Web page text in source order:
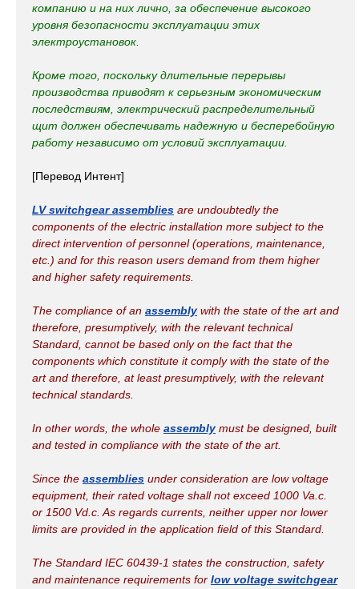
компанию и на них лично, за обеспечение высокого
уровня безопасности эксплуатации этих
электроустановок.
Кроме того, поскольку длительные перерывы
производства приводят к серьезным экономическим
последствиям, электрический распределительный
щит должен обеспечивать надежную и бесперебойную
работу независимо от условий эксплуатации.
[Перевод Интент]
LV switchgear assemblies are undoubtedly the
components of the electric installation more subject to the
direct intervention of personnel (operations, maintenance,
etc.) and for this reason users demand from them higher
and higher safety requirements.
The compliance of an assemblywith the state of the art and
therefore, presumptively, with the relevant technical
Standard, cannot be based only on the fact that the
components which constitute it comply with the state of the
art and therefore, at least presumptively, with the relevant
technical standards.
In other words, the whole assemblymust be designed, built
and tested in compliance with the state of the art.
Since the assemblies under consideration are low voltage
equipment, their rated voltage shall not exceed 1000 Va.c.
or 1500 Vd.c. As regards currents, neither upper nor lower
limits are provided in the application field of this Standard.
The Standard IEC 60439-1 states the construction, safety
and maintenance requirements for low voltage switchgear